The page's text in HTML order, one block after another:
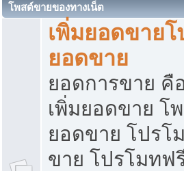
โพสต์ขายของทางเน็ต
เพิ่มยอดขาย
ยอดขาย
ยอดการขาย คื
เพิ่มยอดขาย โ
ยอดขาย โปรโ
ขาย โปรโมทฟ